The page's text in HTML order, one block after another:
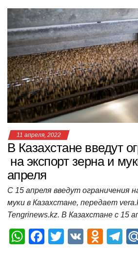
at
s
A
p
p
c
e
b
o
o
k
tt
er
n
o
kl
a
ss
ni
ki
e
gr
a
m
11 апреля, 2022
В Казахстане введут
на экспорт зерна и
апреля
С 15 апреля введут ограничения
муки в Казахстане, передает
Tengrinews.kz. В Казахстане с 15
W
F
T
V
O
T